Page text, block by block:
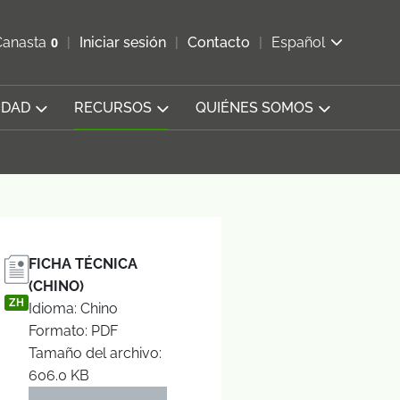
b&#250;squeda
0
Ver carrito
Iniciar sesión Contacto Español
RECURSOS QUIÉNES SOMOS
ZH
FICHA TÉCNICA
(CHINO)
Idioma: Chino
Formato: PDF
Tamaño del archivo:
606.0 KB